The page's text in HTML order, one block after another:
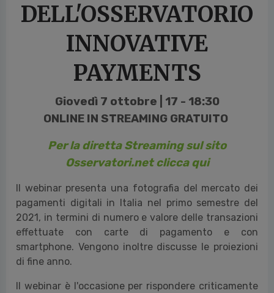
DELL'OSSERVATORIO
INNOVATIVE
PAYMENTS
Giovedì 7 ottobre | 17 - 18:30
ONLINE IN STREAMING GRATUITO
Per la diretta Streaming sul sito
Osservatori.net clicca qui
Il webinar presenta una fotografia del mercato dei
pagamenti digitali in Italia nel primo semestre del
2021, in termini di numero e valore delle transazioni
effettuate con carte di pagamento e con
smartphone. Vengono inoltre discusse le proiezioni
di fine anno.
Il webinar è l'occasione per rispondere criticamente